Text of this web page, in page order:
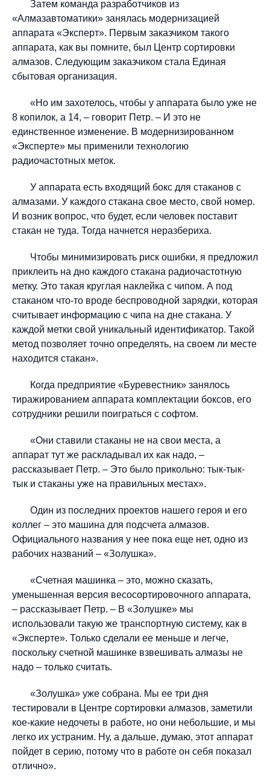
Затем команда разработчиков из
«Алмазавтоматики» занялась модернизацией
аппарата «Эксперт». Первым заказчиком такого
аппарата, как вы помните, был Центр сортировки
алмазов. Следующим заказчиком стала Единая
сбытовая организация.
«Но им захотелось, чтобы у аппарата было уже не
8 копилок, а 14, – говорит Петр. – И это не
единственное изменение. В модернизированном
«Эксперте» мы применили технологию
радиочастотных меток.
У аппарата есть входящий бокс для стаканов с
алмазами. У каждого стакана свое место, свой номер.
И возник вопрос, что будет, если человек поставит
стакан не туда. Тогда начнется неразбериха.
Чтобы минимизировать риск ошибки, я предложил
приклеить на дно каждого стакана радиочастотную
метку. Это такая круглая наклейка с чипом. А под
стаканом что-то вроде беспроводной зарядки, которая
считывает информацию с чипа на дне стакана. У
каждой метки свой уникальный идентификатор. Такой
метод позволяет точно определять, на своем ли месте
находится стакан».
Когда предприятие «Буревестник» занялось
тиражированием аппарата комплектации боксов, его
сотрудники решили поиграться с софтом.
«Они ставили стаканы не на свои места, а
аппарат тут же раскладывал их как надо, –
рассказывает Петр. – Это было прикольно: тык-тык-
тык и стаканы уже на правильных местах».
Один из последних проектов нашего героя и его
коллег – это машина для подсчета алмазов.
Официального названия у нее пока еще нет, одно из
рабочих названий – «Золушка».
«Счетная машинка – это, можно сказать,
уменьшенная версия весосортировочного аппарата,
– рассказывает Петр. – В «Золушке» мы
использовали такую же транспортную систему, как в
«Эксперте». Только сделали ее меньше и легче,
поскольку счетной машинке взвешивать алмазы не
надо – только считать.
«Золушка» уже собрана. Мы ее три дня
тестировали в Центре сортировки алмазов, заметили
кое-какие недочеты в работе, но они небольшие, и мы
легко их устраним. Ну, а дальше, думаю, этот аппарат
пойдет в серию, потому что в работе он себя показал
отлично».